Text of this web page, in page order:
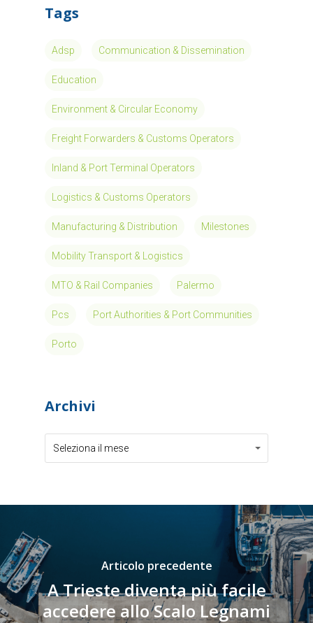
Tags
Adsp Communication & Dissemination
Education
Environment & Circular Economy
Freight Forwarders & Customs Operators
Inland & Port Terminal Operators
Logistics & Customs Operators
Manufacturing & Distribution Milestones
Mobility Transport & Logistics
MTO & Rail Companies Palermo
Pcs Port Authorities & Port Communities
Porto
Archivi
Seleziona il mese
Archivi
Articolo precedente
A Trieste diventa più facile
accedere allo Scalo Legnami